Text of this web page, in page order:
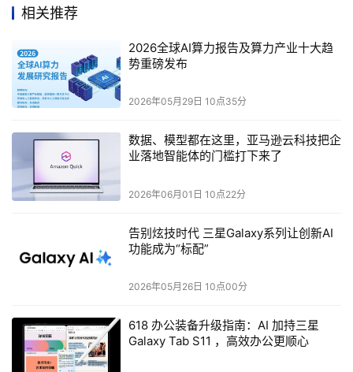
相关推荐
2026全球AI算力报告及算力产业十大趋
势重磅发布
2026年05月29日 10点35分
数据、模型都在这里，亚马逊云科技把企
业落地智能体的门槛打下来了
2026年06月01日 10点22分
告别炫技时代 三星Galaxy系列让创新AI
功能成为“标配”
2026年05月26日 10点00分
618 办公装备升级指南：AI 加持三星
Galaxy Tab S11 ，高效办公更顺心